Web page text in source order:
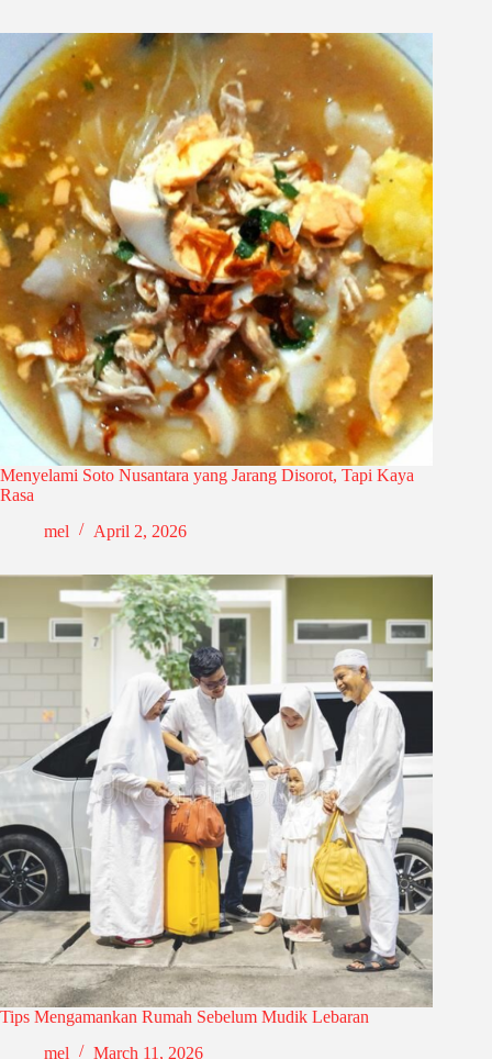
Menyelami Soto Nusantara yang Jarang Disorot, Tapi Kaya
Rasa
mel
April 2, 2026
Tips Mengamankan Rumah Sebelum Mudik Lebaran
mel
March 11, 2026